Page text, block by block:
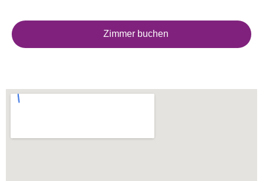
Zimmer buchen